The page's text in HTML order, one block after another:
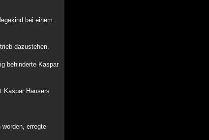
bei einem
dazustehen.
behinderte Kaspar
Kaspar Hausers
erregte